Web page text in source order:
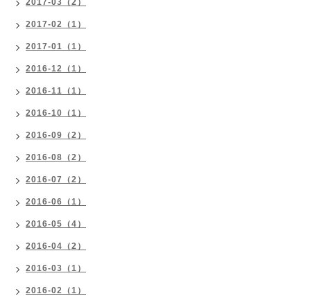
2017-03（2）
2017-02（1）
2017-01（1）
2016-12（1）
2016-11（1）
2016-10（1）
2016-09（2）
2016-08（2）
2016-07（2）
2016-06（1）
2016-05（4）
2016-04（2）
2016-03（1）
2016-02（1）